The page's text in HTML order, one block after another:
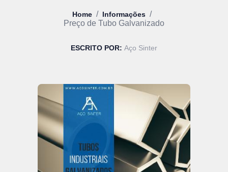
Home / Informações /
Preço de Tubo Galvanizado
ESCRITO POR: Aço Sinter